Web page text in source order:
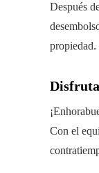
Después
propiedad.
Disfruta
Con el